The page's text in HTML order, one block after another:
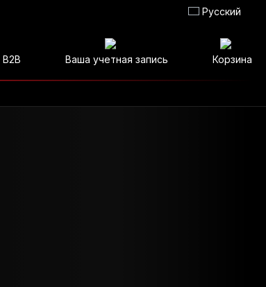
Русский
Ваша учетная запись Корзина